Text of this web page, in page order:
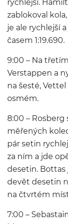
rychlejší.
zablokoval
je ale rychlejší
časem 1:19.690.
9:00 – Na
Verstappen a
na šesté,
osmém.
8:00 –
měřených
pár setin
za ním a jde
desetin.
devět desetin
na čtvrtém
7:00 –